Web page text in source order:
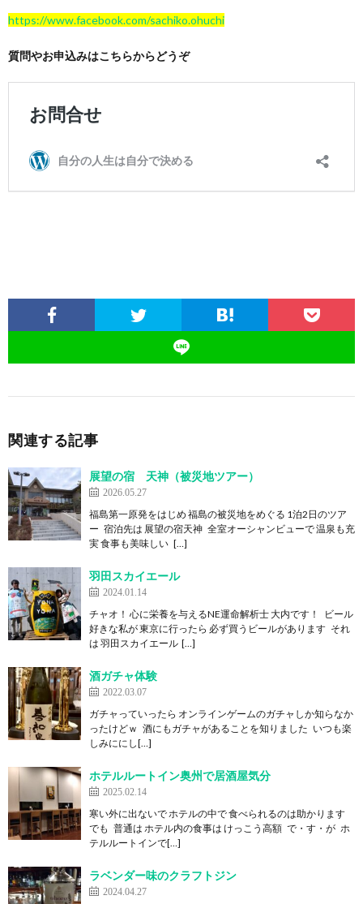
https://www.facebook.com/sachiko.ohuchi
質問やお申込みはこちらからどうぞ
関連する記事
展望の宿 天神（被災地ツアー）
2026.05.27
福島第一原発をはじめ 福島の被災地をめぐる 1泊2日のツア
ー 宿泊先は 展望の宿天神 全室オーシャンビューで 温泉も充
実 食事も美味しい […]
羽田スカイエール
2024.01.14
チャオ！ 心に栄養を与えるNE運命解析士 大内です！ ビール
好きな私が 東京に行ったら 必ず買うビールがあります それ
は 羽田スカイエール […]
酒ガチャ体験
2022.03.07
ガチャっていったら オンラインゲームのガチャしか知らなか
ったけどｗ 酒にもガチャがあることを知りました いつも楽
しみににし[…]
ホテルルートイン奥州で居酒屋気分
2025.02.14
寒い外に出ないで ホテルの中で 食べられるのは助かります
でも 普通は ホテル内の食事は けっこう高額 で・す・が ホ
テルルートインで[…]
ラベンダー味のクラフトジン
2024.04.27